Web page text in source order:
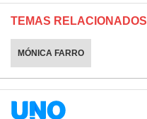
TEMAS RELACIONADOS
MÓNICA FARRO